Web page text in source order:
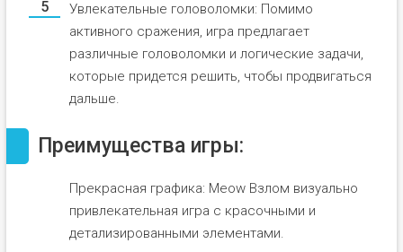
Увлекательные головоломки: Помимо
активного сражения, игра предлагает
различные головоломки и логические задачи,
которые придется решить, чтобы продвигаться
дальше.
Преимущества игры:
Прекрасная графика: Meow Взлом визуально
привлекательная игра с красочными и
детализированными элементами.